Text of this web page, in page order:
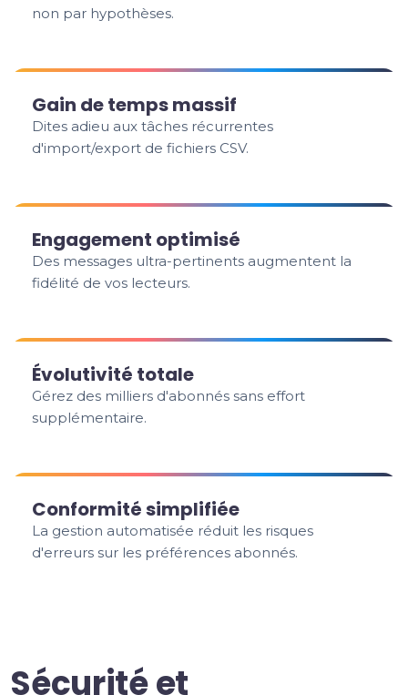
non par hypothèses.
Gain de temps massif
Dites adieu aux tâches récurrentes
d'import/export de fichiers CSV.
Engagement optimisé
Des messages ultra-pertinents augmentent la
fidélité de vos lecteurs.
Évolutivité totale
Gérez des milliers d'abonnés sans effort
supplémentaire.
Conformité simplifiée
La gestion automatisée réduit les risques
d'erreurs sur les préférences abonnés.
Sécurité et